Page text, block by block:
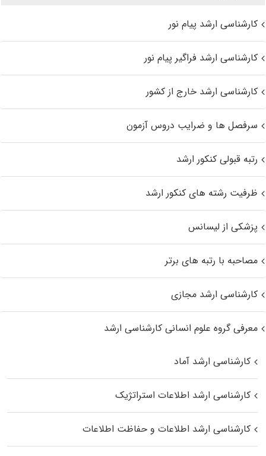
کارشناسی ارشد پیام نور
کارشناسی ارشد فراگیر پیام نور
کارشناسی ارشد خارج از کشور
سرفصل ها و ضرایب دروس آزمون
رتبه قبولی کنکور ارشد
ظرفیت رشته های کنکور ارشد
پزشکی از لیسانس
مصاحبه با رتبه های برتر
کارشناسی ارشد مجازی
معرفی گروه علوم انسانی کارشناسی ارشد
کارشناسی ارشد آماد
کارشناسی ارشد اطلاعات استراتژیک
کارشناسی ارشد اطلاعات و حفاظت اطلاعات